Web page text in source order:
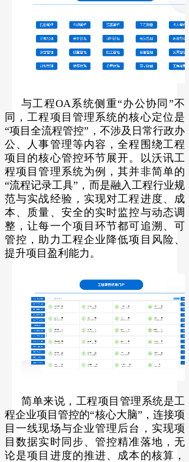
与工程OA系统侧重“办公协同”不
同，工程项目管理系统的核心定位是
“项目全流程管控”，不涉及日常行政办
公、人事管理等内容，全程围绕工程
项目的核心管控环节展开。以沃讯工
程项目管理系统为例，其并非简单的
“流程记录工具”，而是融入工程行业规
范与实战经验，实现对工程进度、成
本、质量、安全的实时监控与动态调
整，让每一个项目环节都可追溯、可
管控，助力工程企业降低项目风险、
提升项目盈利能力。
简单来说，工程项目管理系统是工
程企业项目管控的“核心大脑”，连接项
目一线现场与企业管理后台，实现项
目数据实时同步、管控精准落地，无
论是项目进度的推进、成本的核算，